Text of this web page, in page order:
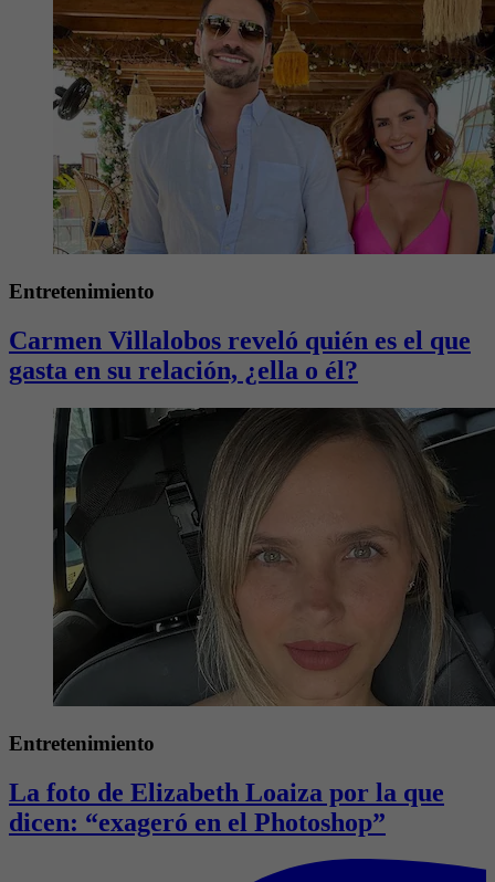
Entretenimiento
Carmen Villalobos reveló quién es el que
gasta en su relación, ¿ella o él?
Entretenimiento
La foto de Elizabeth Loaiza por la que
dicen: “exageró en el Photoshop”